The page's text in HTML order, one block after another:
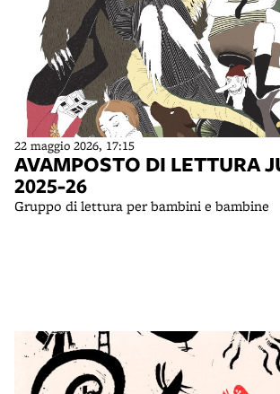
22 maggio 2026, 17:15
AVAMPOSTO DI LETTURA
2025-26
Gruppo di lettura per bambini e bambine